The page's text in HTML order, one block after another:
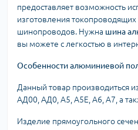
предоставляет возможность
изготовления
шинопроводов. Нужна шина
вы можете с легкостью в
Особенности алюминиевой
Данный товар производиться
АД00, АД0, А5, А5Е, А6, А7, а
Изделие прямоугольного